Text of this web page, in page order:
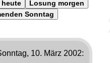
Losung morgen
Sonntag
10. März 2002: